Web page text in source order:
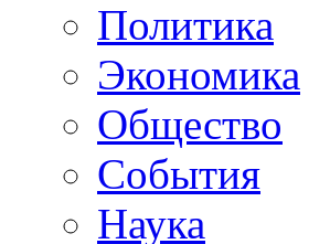
Политика
Экономика
Общество
События
Наука